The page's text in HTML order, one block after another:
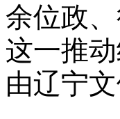
余位政
这一推
由辽宁